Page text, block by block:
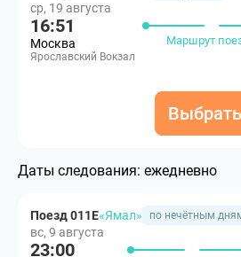
ср, 19 августа
16:51
Москва
Ярославский Вокзал
Маршрут
Даты следования: ежедневно
Поезд 011Е«Ямал» по нечётным
вс, 9 августа
23:00